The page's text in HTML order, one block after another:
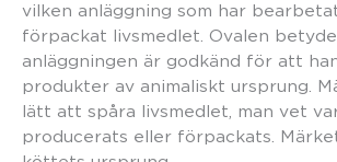
vilken anläggning som har
förpackat livsmedlet. Ovalen
anläggningen är godkänd för att
produkter av animaliskt ursprung.
lätt att spåra livsmedlet, man vet
producerats eller förpackats.